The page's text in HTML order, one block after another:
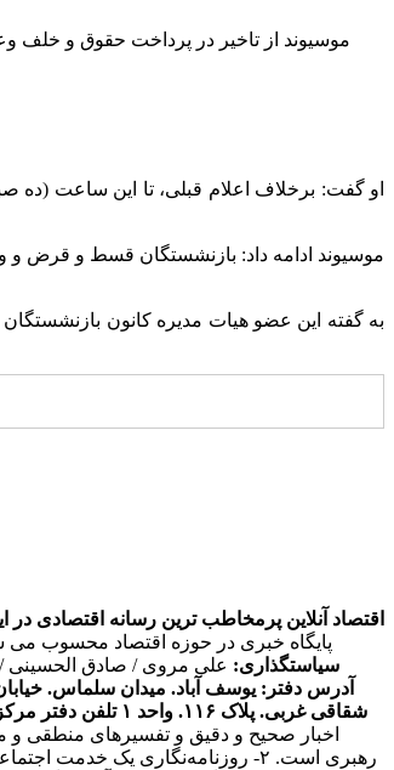
موسیوند از تاخیر در پرداخت حقوق و خلف
او گفت: برخلاف اعلام قبلی، تا این ساعت (ده
موسیوند ادامه داد: بازنشستگان قسط و قرض و
به گفته این عضو هیات مدیره کانون
اقتصاد آنلاین پرمخاطب ترین رسانه اقتصادی در
پایگاه خبری در حوزه اقتصاد محسوب می
سیاستگذاری: علی مروی / صادق الحسینی
آدرس دفتر: یوسف آباد. میدان سلماس.
شقاقی غربی. پلاک ۱۱۶. واحد ۱
تلفن دفتر مرکزی: ۱۳ و ۸۸۲۲۵۶۱۲ - ۸۶۰۹۳۶۲۸ - ۸۶۰۹۳۷۸۶
اخبار صحیح و دقیق و تفسیرهای منطقی و
رهبری است. ۲- روزنامه‌نگاری یک